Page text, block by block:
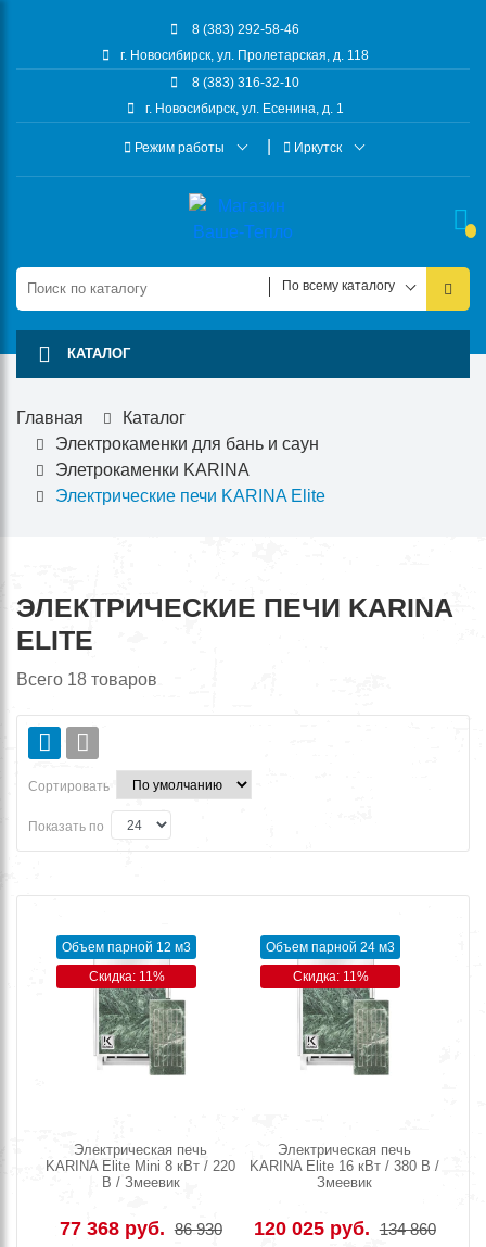
8 (383) 292-58-46
г. Новосибирск, ул. Пролетарская, д. 118
8 (383) 316-32-10
г. Новосибирск, ул. Есенина, д. 1
Режим работы Иркутск
По всему каталогу
КАТАЛОГ
Главная
Каталог
Электрокаменки для бань и саун
Элетрокаменки KARINA
Электрические печи KARINA Elite
ЭЛЕКТРИЧЕСКИЕ ПЕЧИ KARINA
ELITE
Всего 18 товаров
Сортировать
Показать по
Объем парной 12 м3
Скидка: 11%
Электрическая печь
KARINA Elite Mini 8 кВт / 220
В / Змеевик
77 368 руб. 86 930
Объем парной 24 м3
Скидка: 11%
Электрическая печь
KARINA Elite 16 кВт / 380 В /
Змеевик
120 025 руб. 134 860